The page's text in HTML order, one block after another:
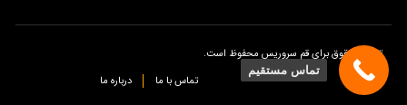
تمامی حقوق برای قم سروریس محفوظ است.
تماس با ما
درباره ما
تماس مستقیم